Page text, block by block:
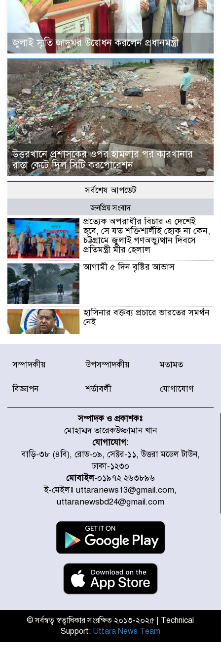
জুলাই স্মৃতি জাদুঘর উদ্বোধন করলেন প্রধানমন্ত্রী
উত্তরখানে প্রশাসকের ওপর হামলার পর কারখানার
রাস্তা কেটে দিল সিটি করপোরেশন
সর্বশেষ আপডেট
জনপ্রিয় সংবাদ
প্রত্যেক অপরাধীর বিচার এ দেশেই
হবে, সে যত শক্তিশালীই হোক না কেন,
চট্টগ্রামে জুলাই গণঅভ্যুত্থান দিবসে
প্রতিমন্ত্রী মীর হেলাল
আগামী ৫ দিন বৃষ্টির আভাস
হাসিনার বক্তব্য প্রচারে ভারতের সমর্থন
নেই
জুলাই গণঅভ্যুত্থানে আহত যোদ্ধা
মিতুর খোঁজ নিলেন প্রধানমন্ত্রী
শহীদের তালিকা প্রকাশ করল JRA
জুলাই গণঅভ্যুত্থানে উত্তরায় সর্বকনিষ্ঠ
শহীদ জাবির ইব্রাহীম: এক শিশুর রক্তে
লেখা ইতিহাস
রাজধানীতে আজ বৃষ্টির সম্ভাবনা, যা
জানাল আবহাওয়া অধিদপ্তর
জুলাই গণঅভ্যুত্থানের অমর প্রতীক
শহীদ মীর মুগ্ধ
উত্তরা আজমপুরের রক্তাক্ত স্মৃতি: শহীদ
তানভীনের অপূর্ণ স্বপ্ন
জুলাই স্মৃতি জাদুঘর উদ্বোধন করলেন
প্রধানমন্ত্রী
সম্পাদকীয় উপসম্পাদকীয় মতামত
বিজ্ঞাপন শর্তাবলী যোগাযোগ
সম্পাদক ও প্রকাশকঃ
মোহাম্মদ তারেকউজ্জামান খান
যোগাযোগ:
বাড়ি-৩৮ (৪বি), রোড-০৯, সেক্টর-১১, উত্তরা মডেল টাউন,
ঢাকা-১২৩০
মোবাইল-০১৯৭২ ২৬৩৮৯৬
ই-মেইলঃ uttaranews13@gmail.com,
uttaranewsbd24@gmail.com
© সর্বস্বত্ব স্বত্বাধিকার সংরক্ষিত ২০১৩-২০২৫ | Technical
Support: Uttara News Team